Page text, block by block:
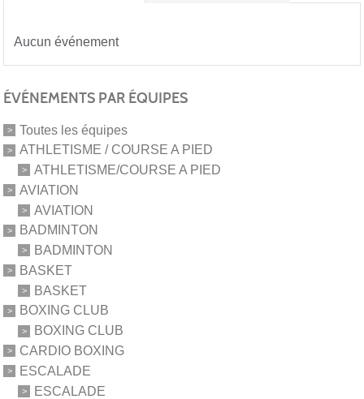
Aucun événement
ÉVÉNEMENTS PAR ÉQUIPES
Toutes les équipes
ATHLETISME / COURSE A PIED
ATHLETISME/COURSE A PIED
AVIATION
AVIATION
BADMINTON
BADMINTON
BASKET
BASKET
BOXING CLUB
BOXING CLUB
CARDIO BOXING
ESCALADE
ESCALADE